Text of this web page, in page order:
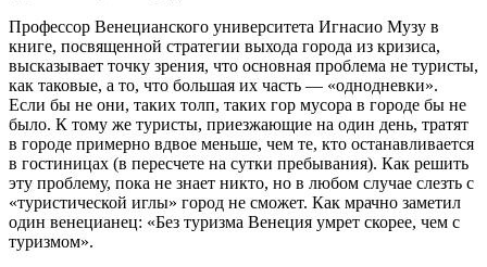
Профессор Венецианского университета Игнасио Музу в
книге, посвященной стратегии выхода города из кризиса,
высказывает точку зрения, что основная проблема не туристы,
как таковые, а то, что большая их часть — «однодневки».
Если бы не они, таких толп, таких гор мусора в городе бы не
было. К тому же туристы, приезжающие на один день, тратят
в городе примерно вдвое меньше, чем те, кто останавливается
в гостиницах (в пересчете на сутки пребывания). Как решить
эту проблему, пока не знает никто, но в любом случае слезть с
«туристической иглы» город не сможет. Как мрачно заметил
один венецианец: «Без туризма Венеция умрет скорее, чем с
туризмом».